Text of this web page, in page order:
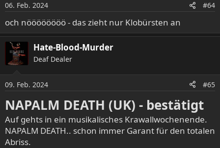
n
e
n
:
06. Feb. 2024 #64
och nöööööööö - das zieht nur Klobürsten an
Hate-Blood-Murder
Deaf Dealer
09. Feb. 2024 #65
NAPALM DEATH (UK) - bestätigt
Auf gehts in ein musikalisches Krawallwochenende.
NAPALM DEATH.. schon immer Garant für den totalen
Abriss.